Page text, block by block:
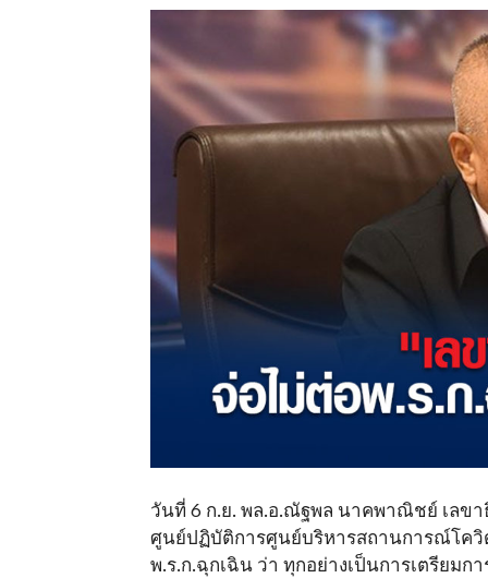
วันที่ 6 ก.ย. พล.อ.ณัฐพล นาคพาณิชย์ เลข
ศูนย์ปฏิบัติการศูนย์บริหารสถานการณ์โควิ
พ.ร.ก.ฉุกเฉิน ว่า ทุกอย่างเป็นการเตรียม